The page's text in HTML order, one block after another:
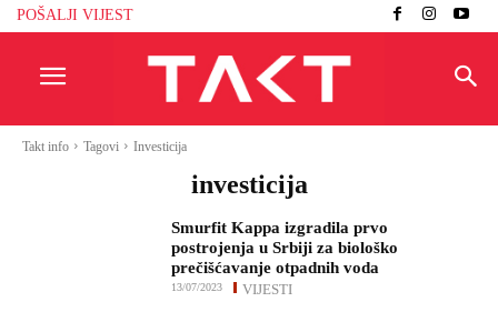
POŠALJI VIJEST
Takt info Tagovi Investicija
investicija
Smurfit Kappa izgradila prvo
postrojenja u Srbiji za biološko
prečišćavanje otpadnih voda
VIJESTI
13/07/2023